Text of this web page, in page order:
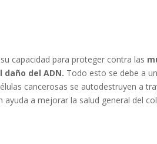
capacidad para proteger contra las
del ADN. Todo esto se debe a
cancerosas se autodestruyen a
a mejorar la salud general del